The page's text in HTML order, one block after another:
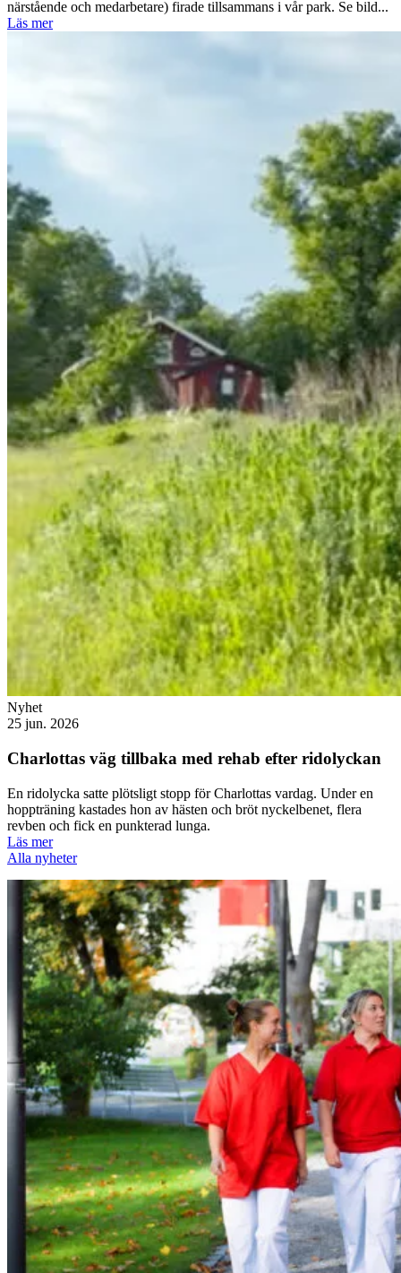
närstående och medarbetare) firade tillsammans i vår park. Se bild...
Läs mer
Nyhet
25 jun. 2026
Charlottas väg tillbaka med rehab efter ridolyckan
En ridolycka satte plötsligt stopp för Charlottas vardag. Under en
hoppträning kastades hon av hästen och bröt nyckelbenet, flera
revben och fick en punkterad lunga.
Läs mer
Alla nyheter